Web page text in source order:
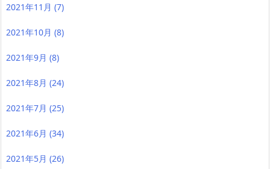
2021年11月 (7)
2021年10月 (8)
2021年9月 (8)
2021年8月 (24)
2021年7月 (25)
2021年6月 (34)
2021年5月 (26)